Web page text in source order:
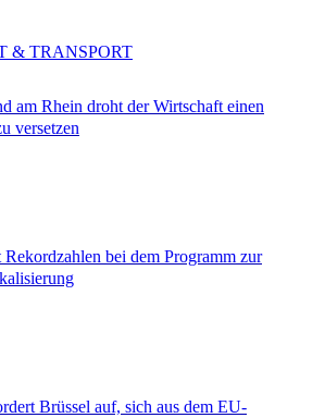
am Rhein droht der Wirtschaft einen
versetzen
& TRANSPORT
bei dem Programm zur
Brüssel auf, sich aus dem EU-